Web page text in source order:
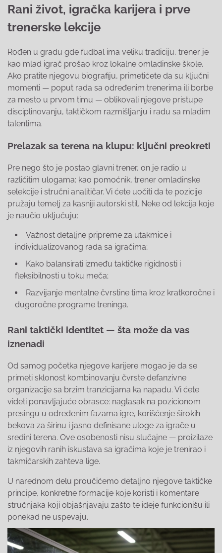
Rani život, igračka karijera i prve
trenerske lekcije
Rođen u gradu gde fudbal ima veliku tradiciju, trener je
kao mlad igrač prošao kroz lokalne omladinske škole.
Ako pratite njegovu biografiju, primetićete da su ključni
momenti — poput rada sa određenim trenerima ili borbe
za mesto u prvom timu — oblikovali njegove pristupe
disciplinovanju, taktičkom razmišljanju i radu sa mladim
talentima.
Prelazak sa terena na klupu: ključni preokreti
Pre nego što je postao glavni trener, on je radio u
različitim ulogama: kao pomoćnik, trener omladinske
selekcije i stručni analitičar. Vi ćete uočiti da te pozicije
pružaju temelj za kasniji autorski stil. Neke od lekcija koje
je naučio uključuju:
Važnost detaljne pripreme za utakmice i
individualizovanog rada sa igračima;
Kako balansirati između taktičke rigidnosti i
fleksibilnosti u toku meča;
Razvijanje mentalne čvrstine tima kroz kratkoročne i
dugoročne programe treninga.
Rani taktički identitet — šta može da vas
iznenadi
Od samog početka njegove karijere mogao je da se
primeti sklonost kombinovanju čvrste defanzivne
organizacije sa brzim tranzicijama ka napadu. Vi ćete
videti ponavljajuće obrasce: naglasak na pozicionom
presingu u određenim fazama igre, korišćenje širokih
bekova za širinu i jasno definisane uloge za igrače u
sredini terena. Ove osobenosti nisu slučajne — proizilaze
iz njegovih ranih iskustava sa igračima koje je trenirao i
takmičarskih zahteva ligе.
U narednom delu proučićemo detaljno njegove taktičke
principe, konkretne formacije koje koristi i komentare
stručnjaka koji objašnjavaju zašto te ideje funkcionišu ili
ponekad ne uspevaju.